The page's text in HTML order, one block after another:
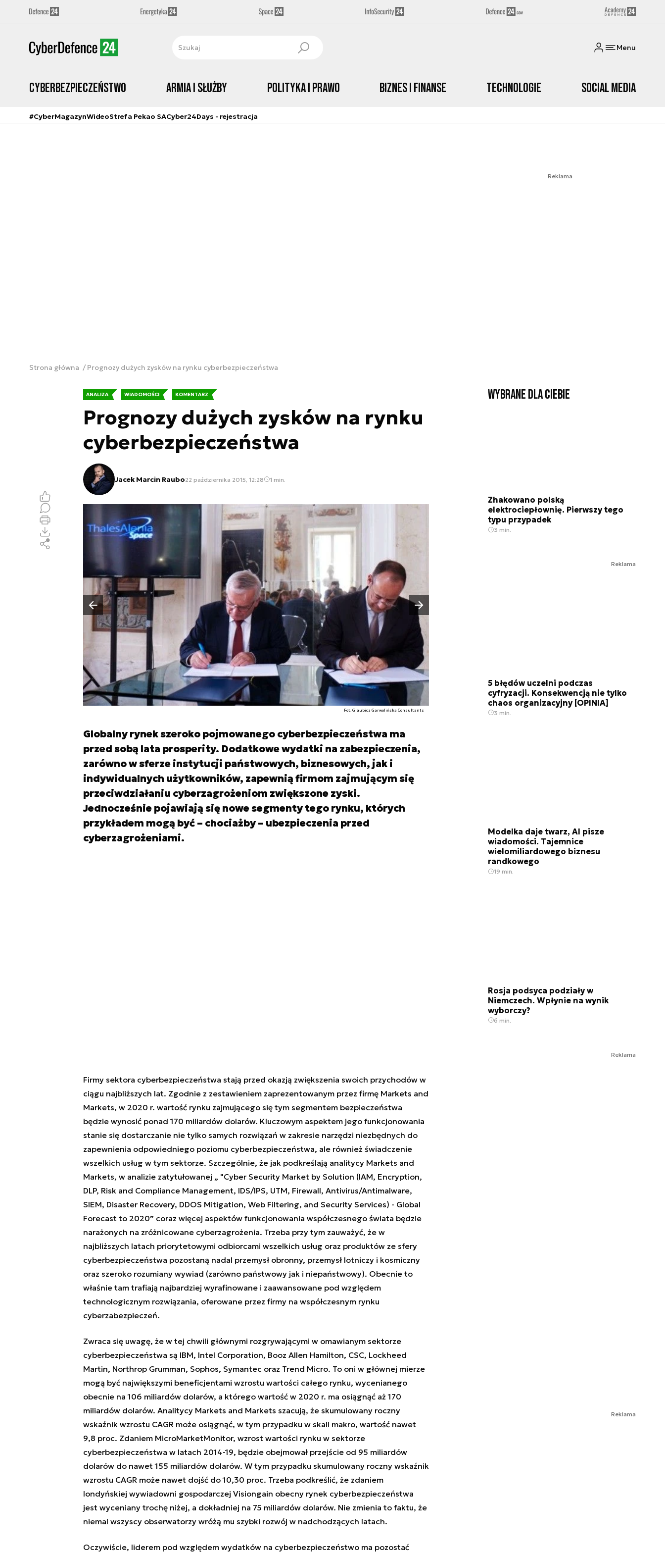
Menu
Cyberbezpieczeństwo Armia i Służby Polityka i prawo Biznes i Finanse Technologie Social media
#CyberMagazynWideoStrefa Pekao SACyber24Days - rejestracja
Reklama
Strona główna Prognozy dużych zysków na rynku cyberbezpieczeństwa
ANALIZA WIADOMOŚCI KOMENTARZ
Prognozy dużych zysków na rynku
cyberbezpieczeństwa
Jacek Marcin Raubo22 października 2015, 12:28 1 min.
Fot. Glaubicz Garwolińska Consultants
Poprzedni slajd
Następny slajd
Globalny rynek szeroko pojmowanego cyberbezpieczeństwa ma
przed sobą lata prosperity. Dodatkowe wydatki na zabezpieczenia,
zarówno w sferze instytucji państwowych, biznesowych, jak i
indywidualnych użytkowników, zapewnią firmom zajmującym się
przeciwdziałaniu cyberzagrożeniom zwiększone zyski.
Jednocześnie pojawiają się nowe segmenty tego rynku, których
przykładem mogą być – chociażby – ubezpieczenia przed
cyberzagrożeniami.
Firmy sektora cyberbezpieczeństwa stają przed okazją zwiększenia swoich przychodów w
ciągu najbliższych lat. Zgodnie z zestawieniem zaprezentowanym przez firmę Markets and
Markets, w 2020 r. wartość rynku zajmującego się tym segmentem bezpieczeństwa
będzie wynosić ponad 170 miliardów dolarów. Kluczowym aspektem jego funkcjonowania
stanie się dostarczanie nie tylko samych rozwiązań w zakresie narzędzi niezbędnych do
zapewnienia odpowiedniego poziomu cyberbezpieczeństwa, ale również świadczenie
wszelkich usług w tym sektorze. Szczególnie, że jak podkreślają analitycy Markets and
Markets, w analizie zatytułowanej „ "Cyber Security Market by Solution (IAM, Encryption,
DLP, Risk and Compliance Management, IDS/IPS, UTM, Firewall, Antivirus/Antimalware,
SIEM, Disaster Recovery, DDOS Mitigation, Web Filtering, and Security Services) - Global
Forecast to 2020” coraz więcej aspektów funkcjonowania współczesnego świata będzie
narażonych na zróżnicowane cyberzagrożenia. Trzeba przy tym zauważyć, że w
najbliższych latach priorytetowymi odbiorcami wszelkich usług oraz produktów ze sfery
cyberbezpieczeństwa pozostaną nadal przemysł obronny, przemysł lotniczy i kosmiczny
oraz szeroko rozumiany wywiad (zarówno państwowy jak i niepaństwowy). Obecnie to
właśnie tam trafiają najbardziej wyrafinowane i zaawansowane pod względem
technologicznym rozwiązania, oferowane przez firmy na współczesnym rynku
cyberzabezpieczeń.
Zwraca się uwagę, że w tej chwili głównymi rozgrywającymi w omawianym sektorze
cyberbezpieczeństwa są IBM, Intel Corporation, Booz Allen Hamilton, CSC, Lockheed
Martin, Northrop Grumman, Sophos, Symantec oraz Trend Micro. To oni w głównej mierze
mogą być największymi beneficjentami wzrostu wartości całego rynku, wycenianego
obecnie na 106 miliardów dolarów, a którego wartość w 2020 r. ma osiągnąć aż 170
miliardów dolarów. Analitycy Markets and Markets szacują, że skumulowany roczny
wskaźnik wzrostu CAGR może osiągnąć, w tym przypadku w skali makro, wartość nawet
9,8 proc. Zdaniem MicroMarketMonitor, wzrost wartości rynku w sektorze
cyberbezpieczeństwa w latach 2014-19, będzie obejmował przejście od 95 miliardów
dolarów do nawet 155 miliardów dolarów. W tym przypadku skumulowany roczny wskaźnik
wzrostu CAGR może nawet dojść do 10,30 proc. Trzeba podkreślić, że zdaniem
londyńskiej wywiadowni gospodarczej Visiongain obecny rynek cyberbezpieczeństwa
jest wyceniany trochę niżej, a dokładniej na 75 miliardów dolarów. Nie zmienia to faktu, że
niemal wszyscy obserwatorzy wróżą mu szybki rozwój w nadchodzących latach.
Oczywiście, liderem pod względem wydatków na cyberbezpieczeństwo ma pozostać
Wybrane dla Ciebie
Zhakowano polską
elektrociepłownię. Pierwszy tego
typu przypadek
3 min.
Reklama
5 błędów uczelni podczas
cyfryzacji. Konsekwencją nie tylko
chaos organizacyjny [OPINIA]
3 min.
Modelka daje twarz, AI pisze
wiadomości. Tajemnice
wielomiliardowego biznesu
randkowego
19 min.
Rosja podsyca podziały w
Niemczech. Wpłynie na wynik
wyborczy?
6 min.
Reklama
Reklama